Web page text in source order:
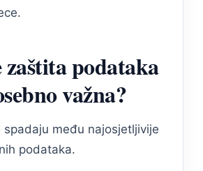
zaštita podataka
važna?
spadaju među najosjetljivije
podataka.